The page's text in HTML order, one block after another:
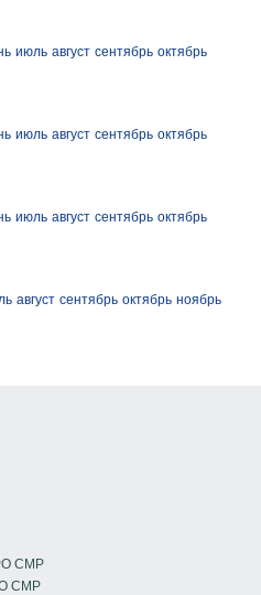
июль август сентябрь октябрь
июль август сентябрь октябрь
июль август сентябрь октябрь
август сентябрь октябрь ноябрь
СМР
СМР